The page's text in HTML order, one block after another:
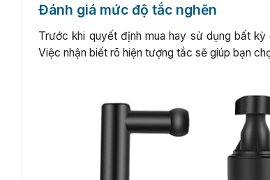
Đánh giá mức độ tắc nghẽn
Trước khi quyết định mua hay sử dụng bất
Việc nhận biết rõ hiện tượng tắc sẽ giúp bạn